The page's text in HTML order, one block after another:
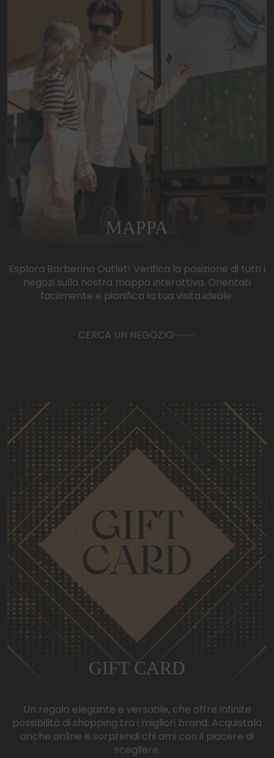
MAPPA
Esplora Barberino Outlet! Verifica la posizione di tutti i
negozi sulla nostra mappa interattiva. Orientati
facilmente e pianifica la tua visita ideale.
CERCA UN NEGOZIO
GIFT CARD
Un regalo elegante e versatile, che offre infinite
possibilità di shopping tra i migliori brand. Acquistala
anche online e sorprendi chi ami con il piacere di
scegliere.